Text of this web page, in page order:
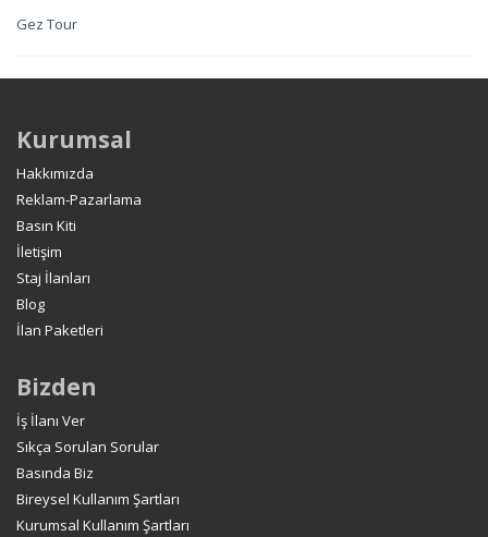
Gez Tour
Kurumsal
Hakkımızda
Reklam-Pazarlama
Basın Kiti
İletişim
Staj İlanları
Blog
İlan Paketleri
Bizden
İş İlanı Ver
Sıkça Sorulan Sorular
Basında Biz
Bireysel Kullanım Şartları
Kurumsal Kullanım Şartları